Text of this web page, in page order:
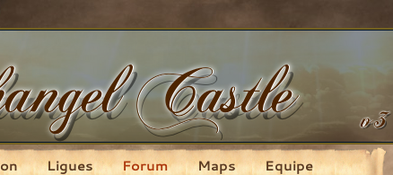
Ligues Forum Maps Equipe